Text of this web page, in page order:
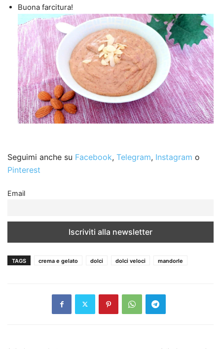
Buona farcitura!
Seguimi anche su Facebook, Telegram, Instagram o
Pinterest
Email
TAGS crema e gelato dolci dolci veloci mandorle